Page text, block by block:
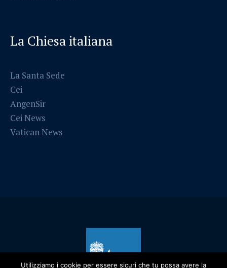
La Chiesa italiana
La Santa Sede
Cei
AngenSir
Cei News
Vatican News
Utilizziamo i cookie per essere sicuri che tu possa avere la